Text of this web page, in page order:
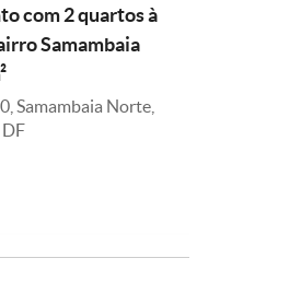
com 2 quartos à
Samambaia
Samambaia Norte,